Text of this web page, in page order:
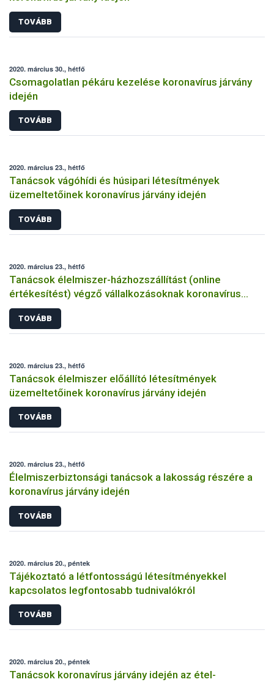
TOVÁBB
2020. március 30., hétfő
Csomagolatlan pékáru kezelése koronavírus járvány
idején
TOVÁBB
2020. március 23., hétfő
Tanácsok vágóhídi és húsipari létesítmények
üzemeltetőinek koronavírus járvány idején
TOVÁBB
2020. március 23., hétfő
Tanácsok élelmiszer-házhozszállítást (online
értékesítést) végző vállalkozásoknak koronavírus
járvány idején
TOVÁBB
2020. március 23., hétfő
Tanácsok élelmiszer előállító létesítmények
üzemeltetőinek koronavírus járvány idején
TOVÁBB
2020. március 23., hétfő
Élelmiszerbiztonsági tanácsok a lakosság részére a
koronavírus járvány idején
TOVÁBB
2020. március 20., péntek
Tájékoztató a létfontosságú létesítményekkel
kapcsolatos legfontosabb tudnivalókról
TOVÁBB
2020. március 20., péntek
Tanácsok koronavírus járvány idején az étel-